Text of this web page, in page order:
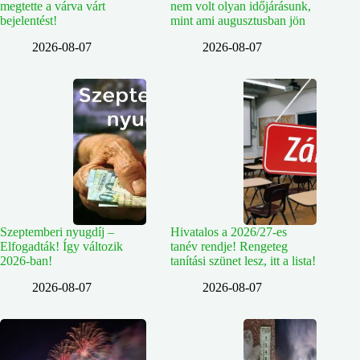
megtette a várva várt
bejelentést!
2026-08-07
nem volt olyan időjárásunk,
mint ami augusztusban jön
2026-08-07
Szeptemberi nyugdíj –
Elfogadták! Így változik
2026-ban!
2026-08-07
Hivatalos a 2026/27-es
tanév rendje! Rengeteg
tanítási szünet lesz, itt a lista!
2026-08-07